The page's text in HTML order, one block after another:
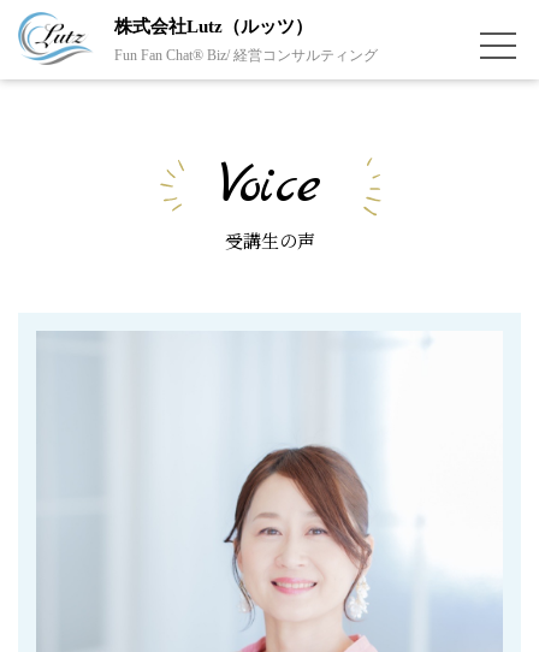
株式会社Lutz（ルッツ）
Fun Fan Chat® Biz/ 経営コンサルティング
Voice
受講生の声